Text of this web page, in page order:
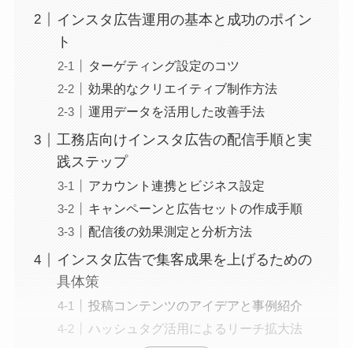
インスタ広告運用の基本と成功のポイン
ト
ターゲティング設定のコツ
効果的なクリエイティブ制作方法
運用データを活用した改善手法
工務店向けインスタ広告の配信手順と実
践ステップ
アカウント連携とビジネス設定
キャンペーンと広告セットの作成手順
配信後の効果測定と分析方法
インスタ広告で集客成果を上げるための
具体策
投稿コンテンツのアイデアと事例紹介
ハッシュタグ活用によるリーチ拡大法